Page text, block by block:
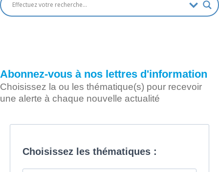
Abonnez-vous à nos lettres d'information
Choisissez la ou les thématique(s) pour recevoir
une alerte à chaque nouvelle actualité